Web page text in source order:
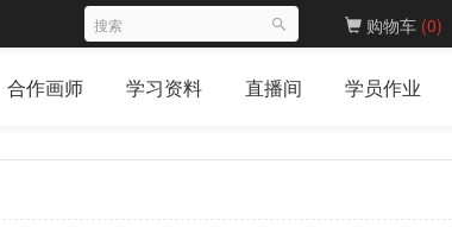
购物车 (0)
合作画师 学习资料 直播间 学员作业